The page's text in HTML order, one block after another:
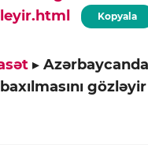
Kopyala
▸
gözləyir